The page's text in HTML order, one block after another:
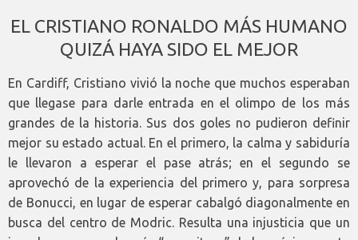
EL CRISTIANO RONALDO MÁS HUMANO
QUIZÁ HAYA SIDO EL MEJOR
En Cardiff, Cristiano vivió la noche que muchos esperaban
que llegase para darle entrada en el olimpo de los más
grandes de la historia. Sus dos goles no pudieron definir
mejor su estado actual. En el primero, la calma y sabiduría
le llevaron a esperar el pase atrás; en el segundo se
aprovechó de la experiencia del primero y, para sorpresa
de Bonucci, en lugar de esperar cabalgó diagonalmente en
busca del centro de Modric. Resulta una injusticia que un